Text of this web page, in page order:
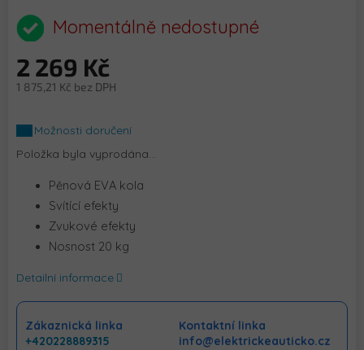
produktu
je
z
5
Momentálně nedostupné
2 269 Kč
1 875,21 Kč bez DPH
cena:Možnosti doručení
Položka byla vyprodána…
Pěnová EVA kola
Svítící efekty
Zvukové efekty
Nosnost 20 kg
Detailní informace
Zákaznická linka
+420228889315
Kontaktní linka
info@elektrickeauticko.cz